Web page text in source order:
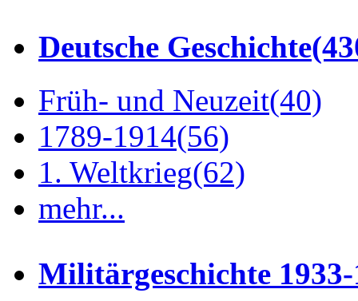
Deutsche Geschichte
Früh- und Neuzeit(40)
1789-1914(56)
1. Weltkrieg(62)
mehr...
Militärgeschichte 1933-